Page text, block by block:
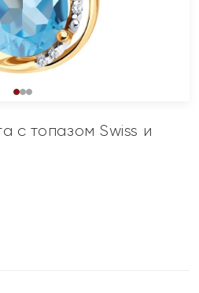
с топазом Swiss и